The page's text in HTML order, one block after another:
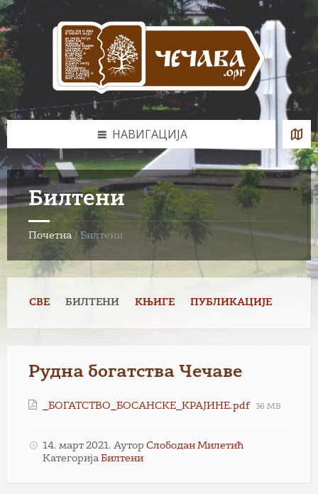
Skip
to
content
Skip
to
left
sidebar
Skip
to
footer
НАВИГАЦИЈА
Билтени
Почетна /Билтени
СВЕ БИЛТЕНИ КЊИГЕ ПУБЛИКАЦИЈЕ
Рудна богатства Чечаве
Прилози
_БОГАТСТВО_БОСАНСКЕ_КРАЈИНЕ.pdf File
36 MB
14. март 2021. Аутор Слободан Милетић
Категорија Билтени